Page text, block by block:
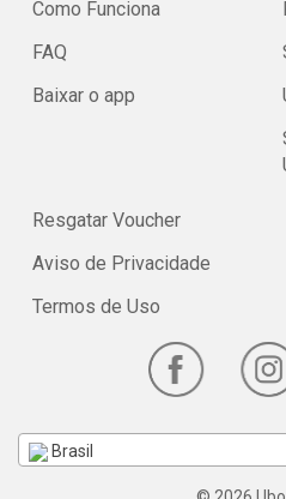
Como Funciona
FAQ
Baixar o app
Resgatar Voucher
Aviso de Privacidade
Termos de Uso
Brasil